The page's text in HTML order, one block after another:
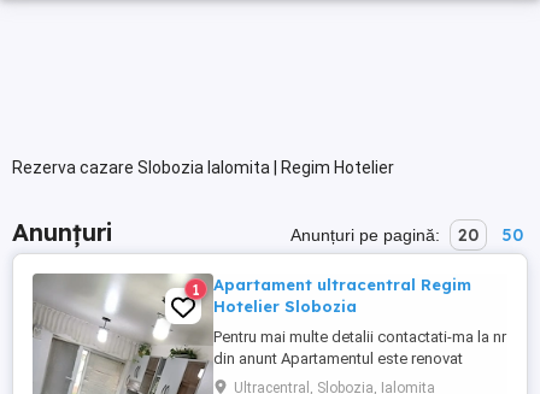
Rezerva cazare Slobozia Ialomita | Regim Hotelier
Anunțuri Anunțuri pe pagină: 20 50
1
Apartament ultracentral Regim
Hotelier Slobozia
Pentru mai multe detalii contactati-ma la nr
din anunt Apartamentul este renovat
complet, ultra dotat si mobilat dupa cum
Ultracentral, Slobozia, Ialomita